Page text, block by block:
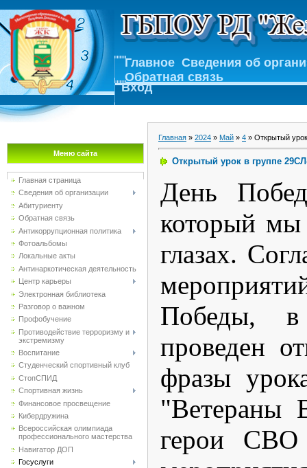
Главное Сведения об
Обратная связь
Вход
Меню сайта
Главная страница
Сведения об организации
Абитуриенту
Обратная связь
Антикоррупционная политика
Фотоальбомы
Локальные акты
Антинаркотическая деятельность
Центр карьеры
Электронная библиотека
Разговор о важном
Профобучение
Противодействие терроризму и
экстремизму
Воспитание
Студенческий спортивный клуб
CтопСПИД
Спортивная жизнь
Финансовое просвещение
Кибердружина
Всероссийская олимпиада
профессионального мастерства
Навигатор ДОП
Госуслуги
Главная » 2024 » Май » 4 » Открытый
Открытый урок в группе
День
который мы
глазах.
Победы,
проведен
фразы
"Ветераны
герои СВО